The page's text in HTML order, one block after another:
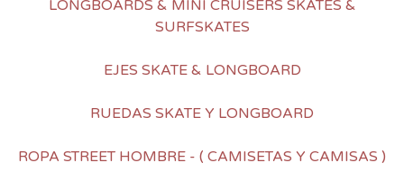
LONGBOARDS & MINI CRUISERS SKATES &
SURFSKATES
EJES SKATE & LONGBOARD
RUEDAS SKATE Y LONGBOARD
ROPA STREET HOMBRE - ( CAMISETAS Y CAMISAS )